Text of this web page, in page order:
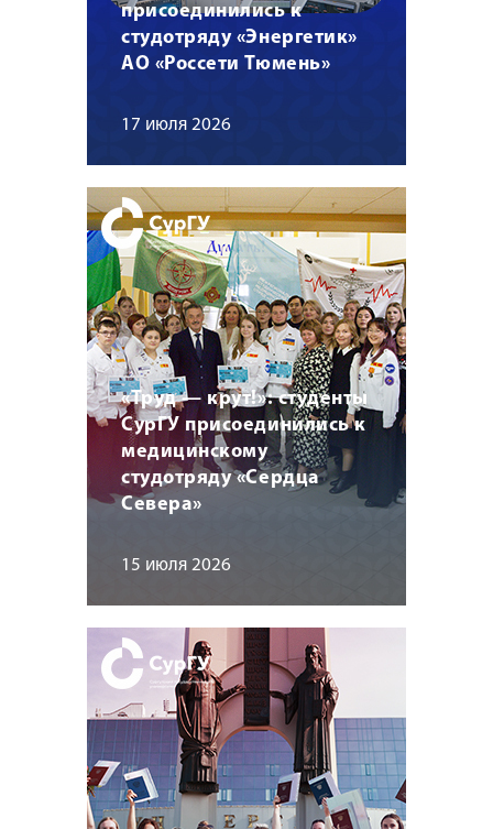
присоединились к
студотряду «Энергетик»
АО «Россети Тюмень»
17 июля 2026
«Труд — крут!»: студенты
СурГУ присоединились к
медицинскому
студотряду «Сердца
Севера»
15 июля 2026